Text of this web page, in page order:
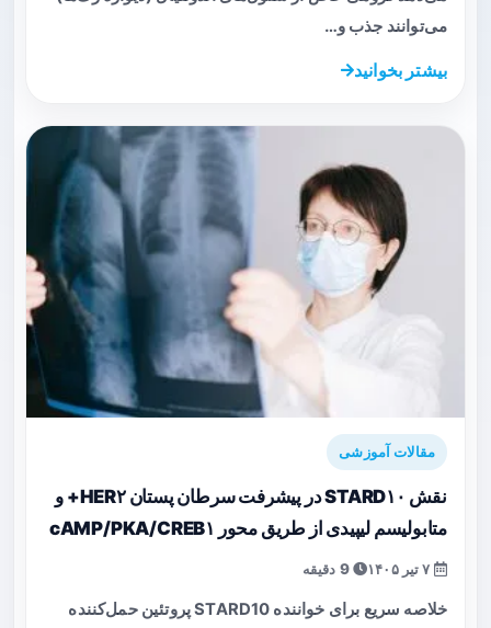
می‌توانند جذب و…
بیشتر بخوانید
مقالات آموزشی
نقش STARD۱۰ در پیشرفت سرطان پستان HER۲+ و
متابولیسم لیپیدی از طریق محور cAMP/PKA/CREB۱
9 دقیقه
خلاصه سریع برای خواننده STARD10 پروتئین حمل‌کننده